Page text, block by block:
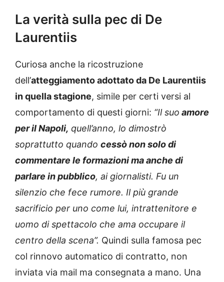
La verità sulla pec di De
Laurentiis
Curiosa anche la ricostruzione
dell’atteggiamento adottato da De Laurentiis
in quella stagione, simile per certi versi al
comportamento di questi giorni: “Il suo amore
per il Napoli, quell’anno, lo dimostrò
soprattutto quando cessò non solo di
commentare le formazioni ma anche di
parlare in pubblico, ai giornalisti. Fu un
silenzio che fece rumore. Il più grande
sacrificio per uno come lui, intrattenitore e
uomo di spettacolo che ama occupare il
centro della scena”. Quindi sulla famosa pec
col rinnovo automatico di contratto, non
inviata via mail ma consegnata a mano. Una